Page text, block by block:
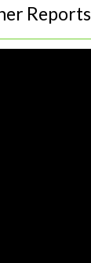
Reports